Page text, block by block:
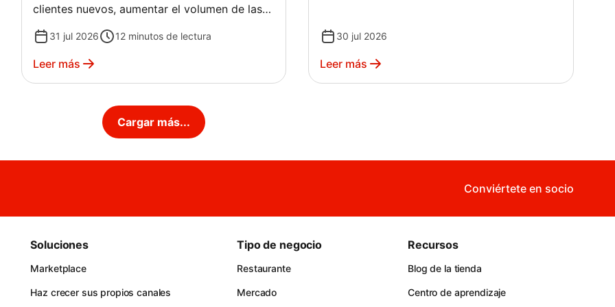
clientes nuevos, aumentar el volumen de las
31 jul 2026 12 minutos de lectura
Leer más
works, and when a restaurant may need it.
30 jul 2026
Leer más
Cargar más...
Conviértete en socio
Soluciones
Marketplace
Haz crecer sus propios canales
Tipo de negocio
Restaurante
Mercado
Recursos
Blog de la tienda
Centro de aprendizaje